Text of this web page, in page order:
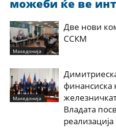
можеби ќе ве
Македонија
Две нови
ССКМ
Македонија
финансиска
Владата